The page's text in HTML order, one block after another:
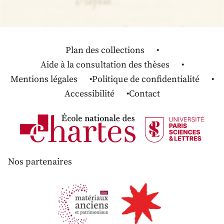
Plan des collections
Aide à la consultation des thèses
Mentions légales
Politique de confidentialité
Accessibilité
Contact
Nos partenaires